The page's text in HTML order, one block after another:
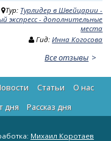
Тур: Турлидер в Швейцарии -
экспресс - дополнительные
места
Гид:Инна Когосова
Все отзывы
Статьи
О нас
дня Рассказ дня
Михаил Коротаев